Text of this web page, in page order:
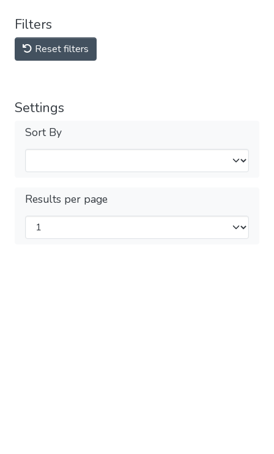
Filters
Reset filters
Settings
Sort By
Results per page